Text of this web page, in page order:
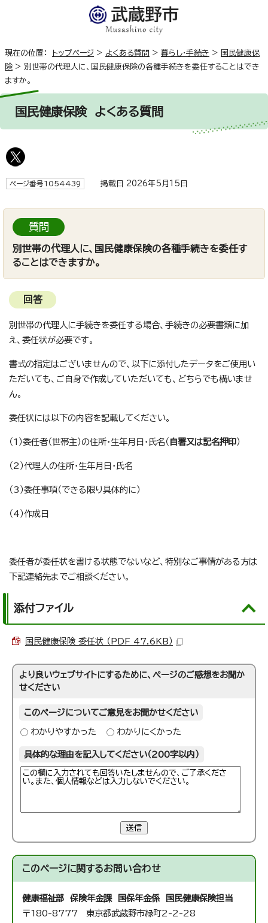
現在の位置： トップページ > よくある質問 > 暮らし・手続き > 国民健康保
険> 別世帯の代理人に、国民健康保険の各種手続きを委任することはでき
ますか。
国民健康保険よくある質問
ページ番号1054439 掲載日 2026年5月15日
質問
別世帯の代理人に、国民健康保険の各種手続きを委任す
ることはできますか。
回答
別世帯の代理人に手続きを委任する場合、手続きの必要書類に加
え、委任状が必要です。
書式の指定はございませんので、以下に添付したデータをご使用い
ただいても、ご自身で作成していただいても、どちらでも構いませ
ん。
委任状には以下の内容を記載してください。
（1）委任者（世帯主）の住所・生年月日・氏名（ 自署又は記名押印）
（2）代理人の住所・生年月日・氏名
（3）委任事項（できる限り具体的に）
（4）作成日
委任者が委任状を書ける状態でないなど、特別なご事情がある方は
下記連絡先までご相談ください。
添付ファイル
国民健康保険 委任状 （PDF 47.6KB）
より良いウェブサイトにするために、ページのご感想をお聞か
せください
このページについてご意見をお聞かせください
わかりやすかった わかりにくかった
具体的な理由を記入してください（200字以内）
送信
このページに関するお問い合わせ
健康福祉部 保険年金課 国保年金係 国民健康保険担当
〒180-8777 東京都武蔵野市緑町2-2-28